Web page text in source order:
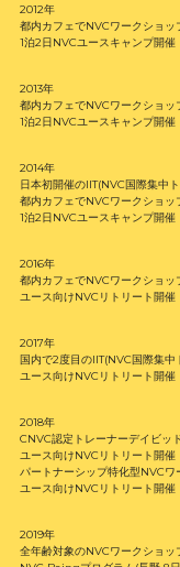
2012年
都内カフェでNVCワークショ
1泊2日NVCユースキャンプ開催
2013年
都内カフェでNVCワークショッ
1泊2日NVCユースキャンプ開催
2014年
日本初開催のIIT(NVC国際集中
都内カフェでNVCワークショッ
1泊2日NVCユースキャンプ開催
2016年
都内カフェでNVCワークショッ
ユース向けNVCリトリート開催
2017年
国内で2度目のIIT(NVC国際集
ユース向けNVCリトリート開催
2018年
CNVC認定トレーナーデイビッ
ユース向けNVCリトリート開催
パートナーシップ特化型NVC
ユース向けNVCリトリート開催
2019年
全年齢対象のNVCワークショ